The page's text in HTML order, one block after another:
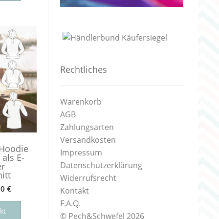
weist
auf.
Die
können
auf
der
Produktseite
gewählt
werden
E-
€
Dieses
Rechtliches
Warenkorb
AGB
Zahlungsarten
Versandkosten
Impressum
Datenschutzerklärung
Widerrufsrecht
Kontakt
F.A.Q.
© Pech&Schwefel 2026